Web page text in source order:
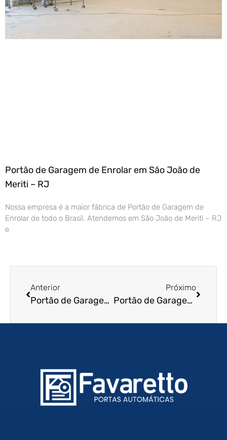
Portão de Garagem de Enrolar em São João de
Meriti – RJ
Nossa empresa é a maior fábrica de Portão de Garagem de
Enrolar de todo o Brasil. Atendemos em São João de Meriti – RJ
e
Anterior
Portão de Garagem de Enrolar em Ubatuba – SP
Próximo
Portão de Garagem de Enrolar em Uberlândia – MG